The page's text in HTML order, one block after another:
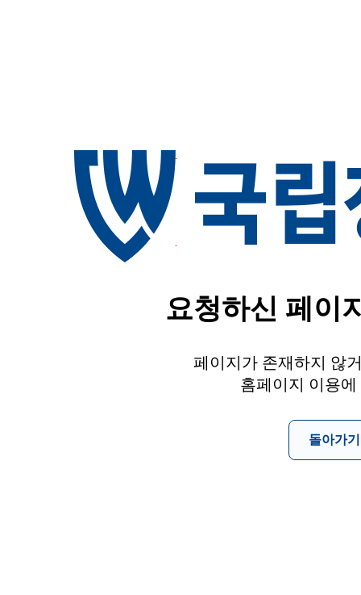
요청하신 페이
페이지가 존재하지 않
홈페이지 이용
돌아가기